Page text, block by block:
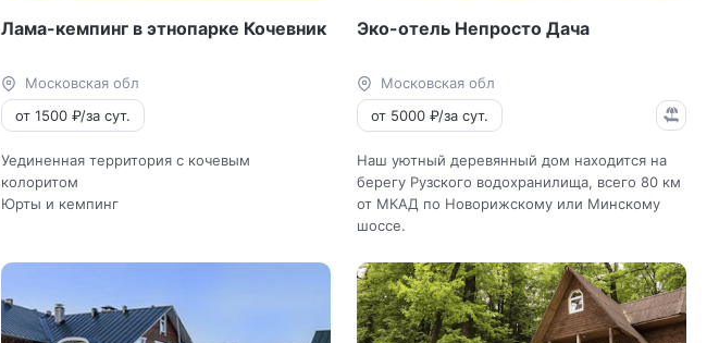
Лама-кемпинг в этнопарке Кочевник
Московская обл
от 1500 ₽/за сут.
Уединенная территория с кочевым
колоритом
Юрты и кемпинг
Эко-отель Непросто Дача
Московская обл
от 5000 ₽/за сут.
Наш уютный деревянный дом находится на
берегу Рузского водохранилища, всего 80 км
от МКАД по Новорижскому или Минскому
шоссе.